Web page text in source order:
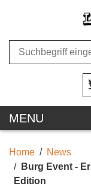
MENU
Home
News
Burg Event -
Edition